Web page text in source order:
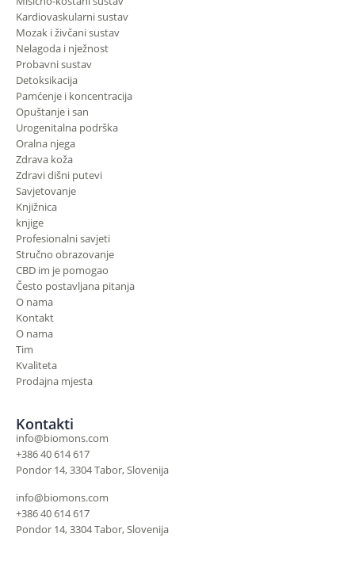
Kardiovaskularni sustav
Mozak i živčani sustav
Nelagoda i nježnost
Probavni sustav
Detoksikacija
Pamćenje i koncentracija
Opuštanje i san
Urogenitalna podrška
Oralna njega
Zdrava koža
Zdravi dišni putevi
Savjetovanje
Knjižnica
knjige
Profesionalni savjeti
Stručno obrazovanje
CBD im je pomogao
Često postavljana pitanja
O nama
Kontakt
O nama
Tim
Kvaliteta
Prodajna mjesta
Kontakti
info@biomons.com
+386 40 614 617
Pondor 14, 3304 Tabor, Slovenija
info@biomons.com
+386 40 614 617
Pondor 14, 3304 Tabor, Slovenija